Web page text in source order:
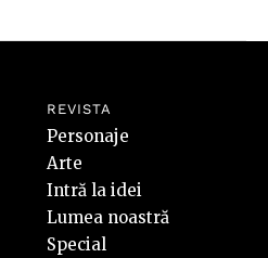
REVISTA
Personaje
Arte
Intră la idei
Lumea noastră
Special